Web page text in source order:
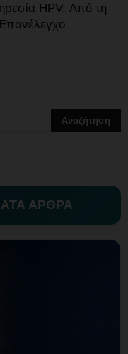
HPV: Από τη
ΑΡΘΡΑ